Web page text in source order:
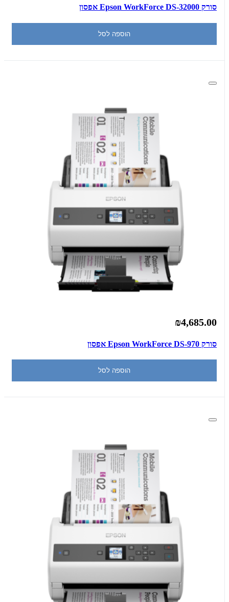
סורק Epson WorkForce DS-32000 אפסון
הוספה לסל
₪4,685.00
סורק Epson WorkForce DS-970 אפסון
הוספה לסל